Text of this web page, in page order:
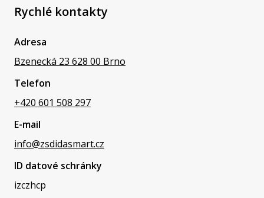
Rychlé kontakty
Adresa
Bzenecká 23 628 00 Brno
Telefon
+420 601 508 297
E-mail
info@zsdidasmart.cz
ID datové schránky
izczhcp